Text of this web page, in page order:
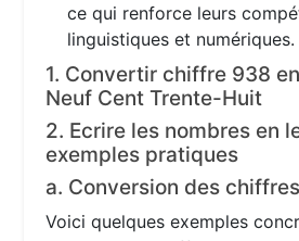
ce qui renforce leurs
linguistiques et numériques.
1. Convertir chiffre 938
Neuf Cent Trente-Huit
2. Ecrire les nombres en
exemples pratiques
a. Conversion des
Voici quelques exemples